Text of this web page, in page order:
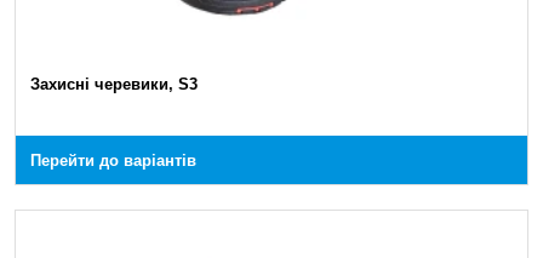
Захисні черевики, S3
Перейти до варіантів